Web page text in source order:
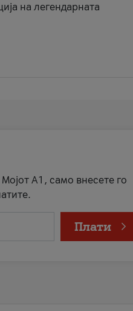
на легендарната
А1, само внесете го
Плати